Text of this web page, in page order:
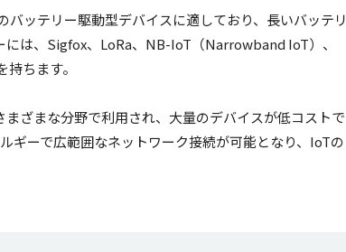
ッテリー駆動型デバイスに適しており、長いバッテリ
は、Sigfox、LoRa、NB-IoT（Narrowband IoT）、
ちます。
ざまな分野で利用され、大量のデバイスが低コストで
ギーで広範囲なネットワーク接続が可能となり、IoTの